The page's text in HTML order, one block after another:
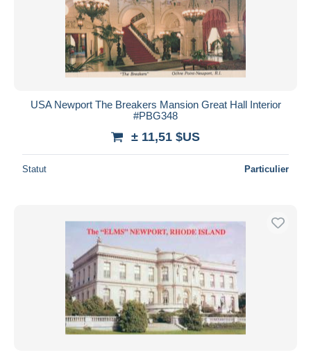
USA Newport The Breakers Mansion Great Hall Interior
#PBG348
± 11,51 $US
Statut Particulier